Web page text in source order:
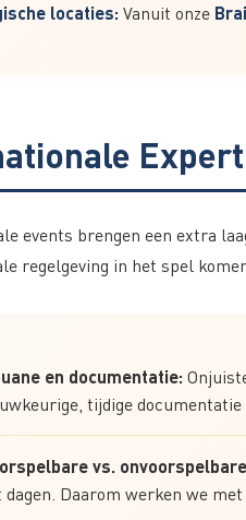
locaties: Vanuit onze
events brengen een extra
regelgeving in het spel
en documentatie:
tijdige
vs.
dagen. Daarom werken we